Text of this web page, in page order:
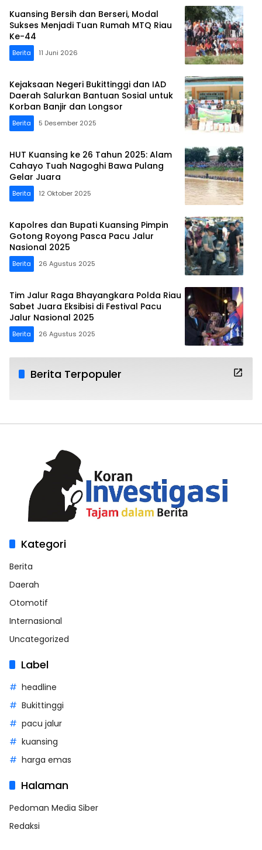
Kuansing Bersih dan Berseri, Modal
Sukses Menjadi Tuan Rumah MTQ Riau
Ke-44
Berita 11 Juni 2026
Kejaksaan Negeri Bukittinggi dan IAD
Daerah Salurkan Bantuan Sosial untuk
Korban Banjir dan Longsor
Berita 5 Desember 2025
HUT Kuansing ke 26 Tahun 2025: Alam
Cahayo Tuah Nagoghi Bawa Pulang
Gelar Juara
Berita 12 Oktober 2025
Kapolres dan Bupati Kuansing Pimpin
Gotong Royong Pasca Pacu Jalur
Nasional 2025
Berita 26 Agustus 2025
Tim Jalur Raga Bhayangkara Polda Riau
Sabet Juara Eksibisi di Festival Pacu
Jalur Nasional 2025
Berita 26 Agustus 2025
Berita Terpopuler
Kategori
Berita
Daerah
Otomotif
Internasional
Uncategorized
Label
headline
Bukittinggi
pacu jalur
kuansing
harga emas
Halaman
Pedoman Media Siber
Redaksi